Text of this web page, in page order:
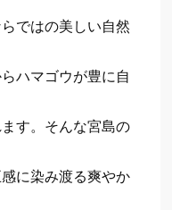
ではの美しい自然
ハマゴウが豊に自
す。そんな宮島の
に染み渡る爽やか